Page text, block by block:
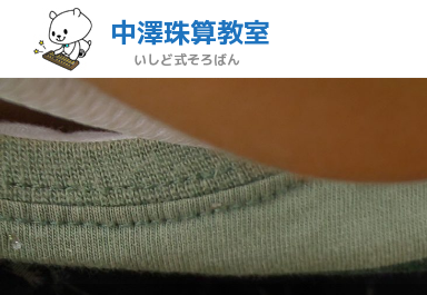
中澤珠算教室
いしど式そろばん